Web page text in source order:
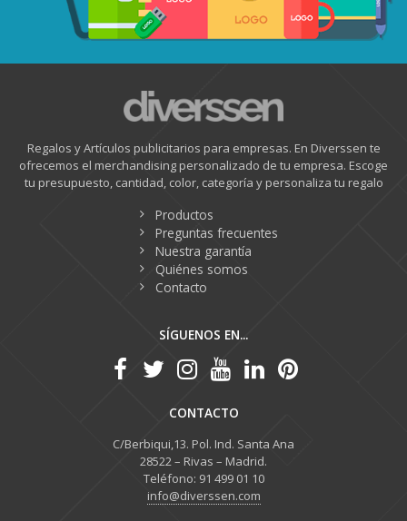
Regalos y Artículos publicitarios para empresas. En Diverssen te
ofrecemos el merchandising personalizado de tu empresa. Escoge
tu presupuesto, cantidad, color, categoría y personaliza tu regalo
Productos
Preguntas frecuentes
Nuestra garantía
Quiénes somos
Contacto
SÍGUENOS EN...
CONTACTO
C/Berbiqui,13. Pol. Ind. Santa Ana
28522 – Rivas – Madrid.
Teléfono: 91 499 01 10
info@diverssen.com